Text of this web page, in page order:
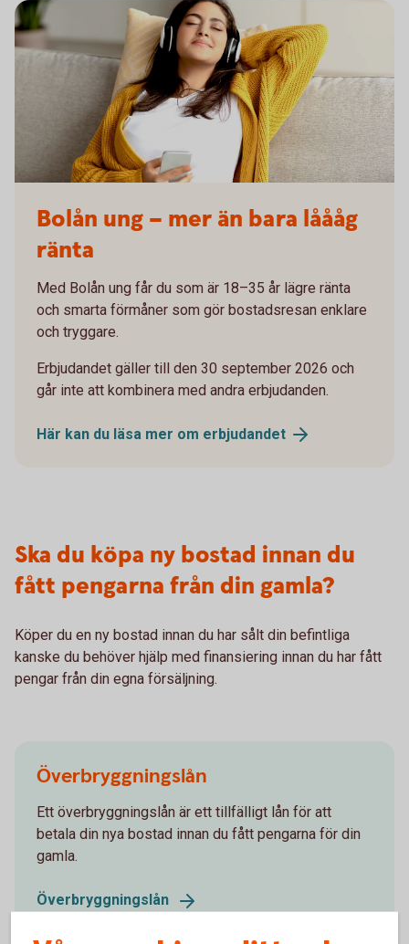
Bolån ung – mer än bara låååg
ränta
Med Bolån ung får du som är 18–35 år lägre ränta
och smarta förmåner som gör bostadsresan enklare
och tryggare.
Erbjudandet gäller till den 30 september 2026 och
går inte att kombinera med andra erbjudanden.
Här kan du läsa mer om erbjudandet
Ska du köpa ny bostad innan du
fått pengarna från din gamla?
Köper du en ny bostad innan du har sålt din befintliga
kanske du behöver hjälp med finansiering innan du har fått
pengar från din egna försäljning.
Överbryggningslån
Ett överbryggningslån är ett tillfälligt lån för att
betala din nya bostad innan du fått pengarna för din
gamla.
Överbryggningslån